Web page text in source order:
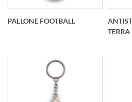
PALLONE FOOTBALL
TERRA